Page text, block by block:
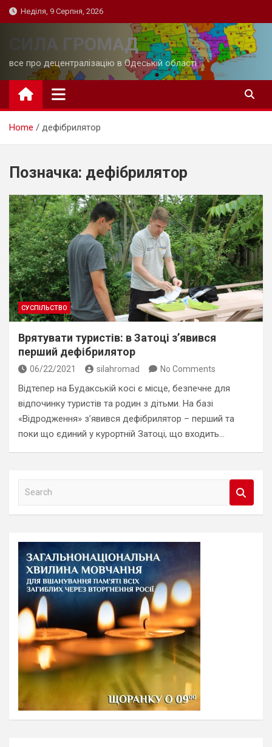
Skip
to
Неділя, 9 Серпня, 2026
СИЛА ГРОМАД
все про децентралізацію в Одеській області
Home дефібрилятор
Позначка: дефібрилятор
СУСПІЛЬСТВО
Врятувати туристів: в Затоці з’явився
перший дефібрилятор
06/22/2021 silahromad No Comments
Відтепер на Будакській косі є місце, безпечне для
відпочинку туристів та родин з дітьми. На базі
«Відродження» з’явився дефібрилятор – перший та
поки що єдиний у курортній Затоці, що входить…
a